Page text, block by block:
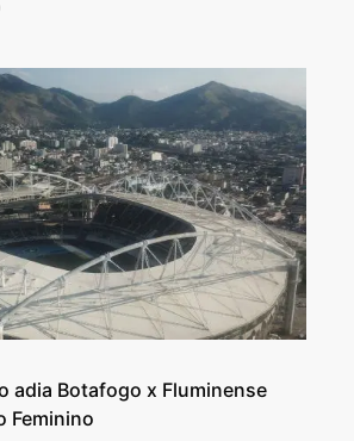
adia Botafogo x Fluminense
Feminino